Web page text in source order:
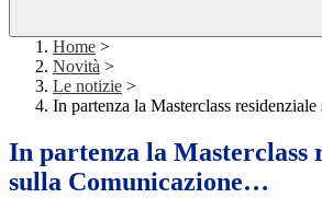
Home >
Novità >
Le notizie >
In partenza la Masterclass
In partenza la Masterclass
sulla Comunicazione…